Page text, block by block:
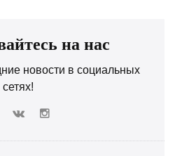
на нас
новости в социальных
сетях!